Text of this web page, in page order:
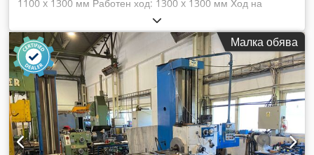
1100 x 1300 мм Работен ход: 1300 x 1300 мм Ход на
шпиндела: 500 мм Dkjdpfxjh T T Aqs Ag Dsr
Малка обява